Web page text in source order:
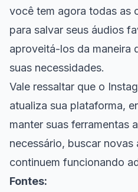
você tem agora todas as
para salvar seus áudios
aproveitá-los da maneira
suas necessidades.
Vale ressaltar que o
atualiza sua plataforma,
manter suas ferramentas
necessário, buscar novas
continuem funcionando
Fontes: